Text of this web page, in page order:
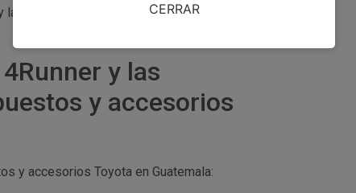
calidad de los productos antes de
y las
y accesorios
y accesorios Toyota en Guatemala:
CERRAR